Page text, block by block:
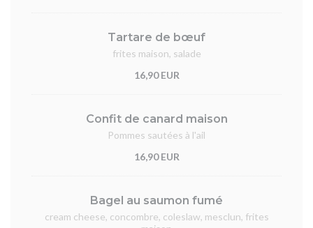
Tartare de bœuf
frites maison, salade
16,90 EUR
Confit de canard maison
Pommes sautées à l'ail
16,90 EUR
Bagel au saumon fumé
cream cheese, concombre, coleslaw, mesclun, frites